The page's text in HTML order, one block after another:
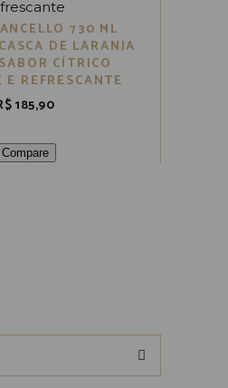
730 ML
DE LARANJA
CÍTRICO
E REFRESCANTE
185,90
Compare